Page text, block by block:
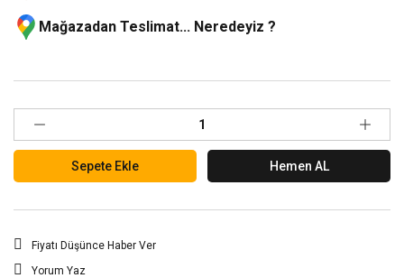
Mağazadan Teslimat... Neredeyiz ?
Sepete Ekle Hemen AL
Fiyatı Düşünce Haber Ver
Yorum Yaz